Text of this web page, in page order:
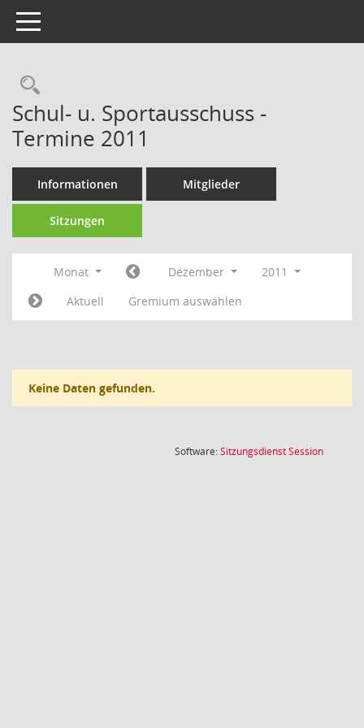
Toggle navigation
Rechercheauswahl
Schul- u. Sportausschuss -
Termine 2011
Informationen Mitglieder
Sitzungen
Monat Dezember
2011
Aktuell
Gremium auswählen
Keine Daten gefunden.
Software:SitzungsdienstSession(Wird in